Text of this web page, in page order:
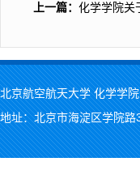
上一篇： 化学学院关
北京航空航天大学 化学学
地址：北京市海淀区学院